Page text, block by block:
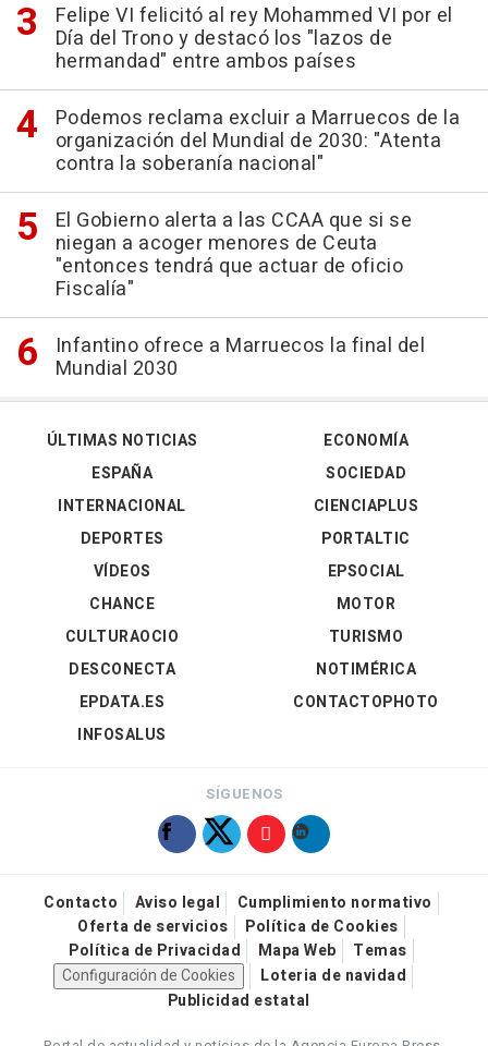
Felipe VI felicitó al rey Mohammed VI por el
Día del Trono y destacó los "lazos de
hermandad" entre ambos países
Podemos reclama excluir a Marruecos de la
organización del Mundial de 2030: "Atenta
contra la soberanía nacional"
El Gobierno alerta a las CCAA que si se
niegan a acoger menores de Ceuta
"entonces tendrá que actuar de oficio
Fiscalía"
Infantino ofrece a Marruecos la final del
Mundial 2030
ÚLTIMAS NOTICIAS
ESPAÑA
INTERNACIONAL
DEPORTES
VÍDEOS
ECONOMÍA
SOCIEDAD
CIENCIAPLUS
PORTALTIC
EPSOCIAL
CHANCE
CULTURAOCIO
DESCONECTA
EPDATA.ES
INFOSALUS
MOTOR
TURISMO
NOTIMÉRICA
CONTACTOPHOTO
SÍGUENOS
Contacto Aviso legal
Cumplimiento normativo
Oferta de servicios
Política de Cookies
Política de Privacidad
Mapa Web
Temas
Configuración de Cookies
Loteria de navidad
Publicidad estatal